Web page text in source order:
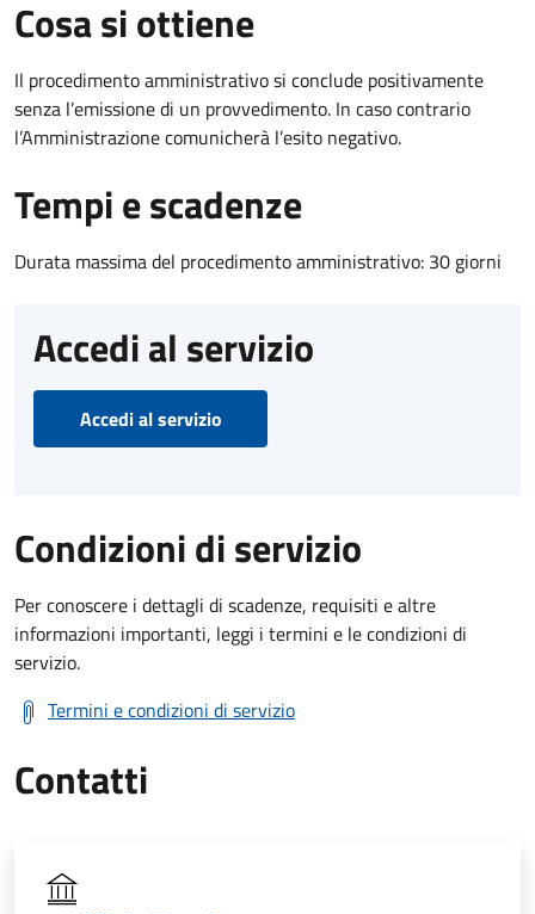
Cosa si ottiene
Il procedimento amministrativo si conclude positivamente
senza l’emissione di un provvedimento. In caso contrario
l’Amministrazione comunicherà l’esito negativo.
Tempi e scadenze
Durata massima del procedimento amministrativo: 30 giorni
Accedi al servizio
Accedi al servizio
Condizioni di servizio
Per conoscere i dettagli di scadenze, requisiti e altre
informazioni importanti, leggi i termini e le condizioni di
servizio.
Termini e condizioni di servizio
Contatti